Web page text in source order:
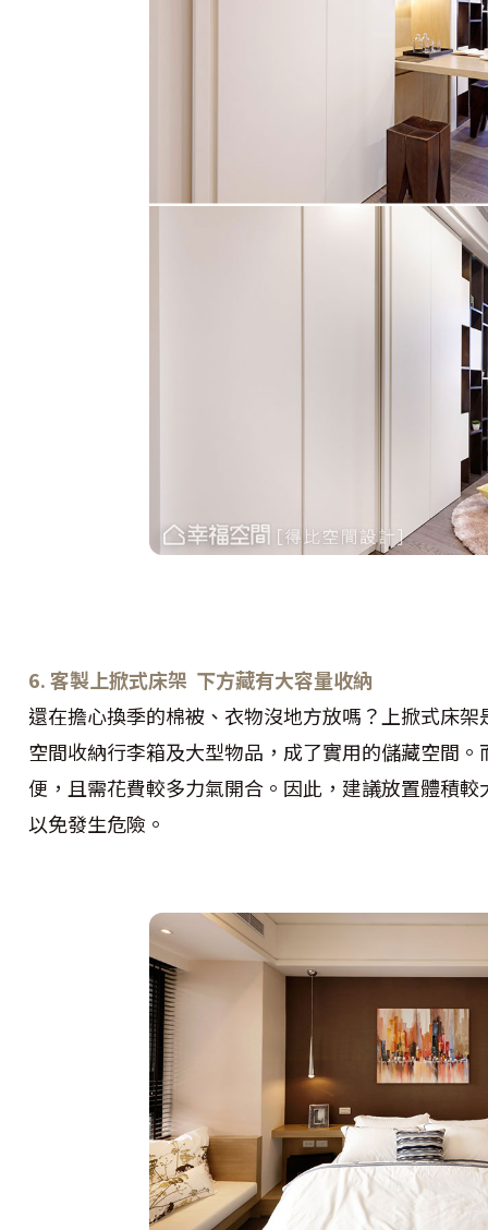
6. 客製上掀式床架 下方藏有大容量收納
還在擔心換季的棉被、衣物沒地方放嗎？上掀式床
空間收納行李箱及大型物品，成了實用的儲藏空間
便，且需花費較多力氣開合。因此，建議放置體積
以免發生危險。